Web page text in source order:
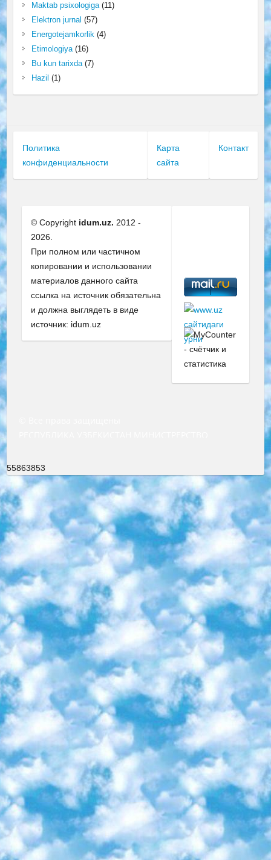
Maktab psixologiga(11)
Elektron jurnal (57)
Energotejamkorlik(4)
Etimologiya(16)
Bu kun tarixda(7)
Hazil (1)
Политика
конфиденциальности
Карта
сайта
Контакт
© Copyright idum.uz. 2012 -
2026.
При полном или частичном
копировании и использовании
материалов данного сайта
ссылка на источник обязательна
и должна выглядеть в виде
источник: idum.uz
55863853